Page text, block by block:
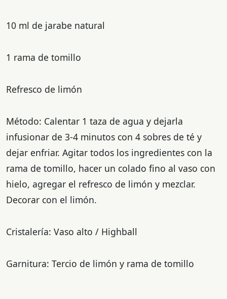
10 ml de jarabe natural
1 rama de tomillo
Refresco de limón ​
Método: Calentar 1 taza de agua y dejarla
infusionar de 3-4 minutos con 4 sobres de té y
dejar enfriar. Agitar todos los ingredientes con la
rama de tomillo, hacer un colado fino al vaso con
hielo, agregar el refresco de limón y mezclar.
Decorar con el limón.
Cristalería: Vaso alto / Highball
Garnitura: Tercio de limón y rama de tomillo